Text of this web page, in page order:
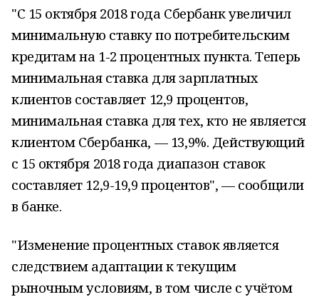
"С 15 октября 2018 года Сбербанк увеличил
минимальную ставку по потребительским
кредитам на 1-2 процентных пункта. Теперь
минимальная ставка для зарплатных
клиентов составляет 12,9 процентов,
минимальная ставка для тех, кто не является
клиентом Сбербанка, — 13,9%. Действующий
с 15 октября 2018 года диапазон ставок
составляет 12,9-19,9 процентов", — сообщили
в банке.
"Изменение процентных ставок является
следствием адаптации к текущим
рыночным условиям, в том числе с учётом